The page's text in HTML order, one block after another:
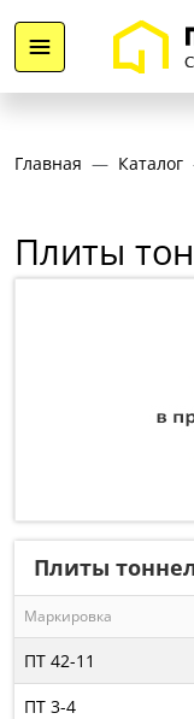
Главная Каталог
Плиты
Плиты
Маркировка
ПТ 42-11
ПТ 3-4